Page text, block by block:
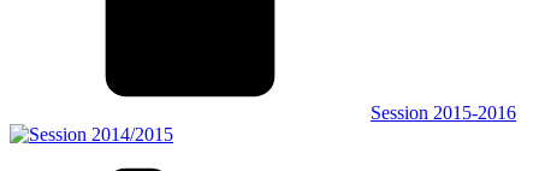
Session 2015-2016